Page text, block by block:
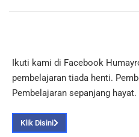
Ikuti kami di Facebook
pembelajaran tiada henti.
Pembelajaran sepanjang hayat.
Klik Disini